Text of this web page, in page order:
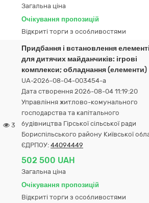
Загальна ціна
Очікування пропозицій
Відкриті торги з особливостями
3
Придбання і встановлення
для дитячих майданчиків: ігрові
комплекси; обладнання (елементи)
UA-2026-08-04-003454-a
Дата створення 2026-08-04 11:19:20
Управління житлово-комунального
господарства та капітального
будівництва Гірської сільської ради
Бориспільського району Київської
ЄДРПОУ: 44094449
502 500 UAH
Загальна ціна
Очікування пропозицій
Відкриті торги з особливостями